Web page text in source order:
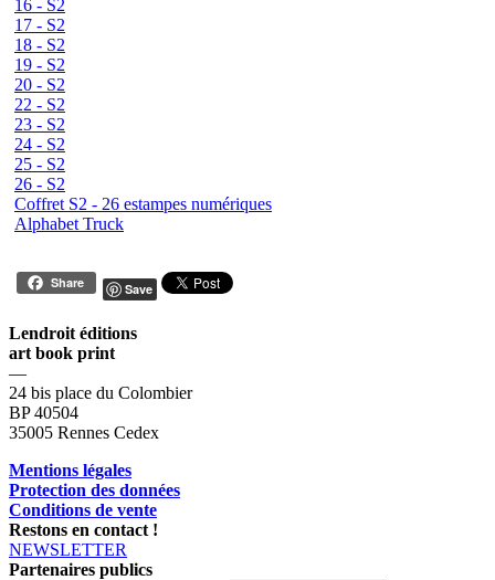
16 - S2
17 - S2
18 - S2
19 - S2
20 - S2
22 - S2
23 - S2
24 - S2
25 - S2
26 - S2
Coffret S2 - 26 estampes numériques
Alphabet Truck
Share Save
Lendroit éditions
art book print
—
24 bis place du Colombier
BP 40504
35005 Rennes Cedex
Mentions légales
Protection des données
Conditions de vente
Restons en contact !
NEWSLETTER
Partenaires publics